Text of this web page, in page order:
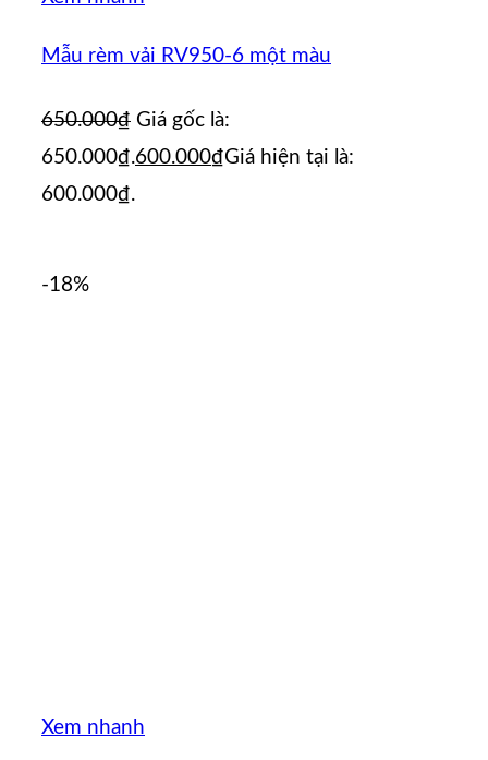
Mẫu rèm vải RV950-6 một màu
650.000₫ Giá gốc là:
650.000₫.600.000₫Giá hiện tại là:
600.000₫.
-18%
Xem nhanh